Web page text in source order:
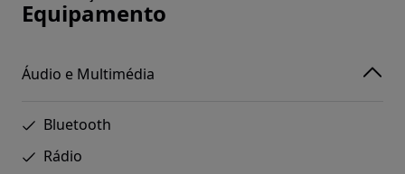
Equipamento
Áudio e Multimédia
Bluetooth
Rádio